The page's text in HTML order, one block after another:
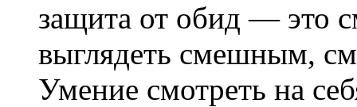
защита от обид — это
выглядеть смешным,
Умение смотреть на